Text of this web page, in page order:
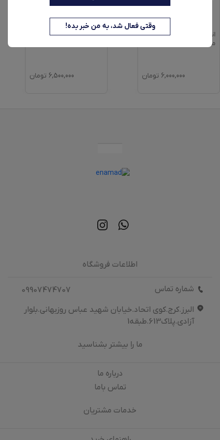
وقتی فعال شد، به من خبر بده!
اتو بخار 2100 وات مارشال
مدل M3400
6,000,000 تومان
اتو بخار 2100 وات مارشال
6,500,000 تومان
اطلاعات فروشگاه
شماره تماس
09907474707
البرز.کرج.کوی اتحاد.خیابان شهید عباس روزبهانی.بلوار
آزادی.پلاک613.طبقه1
ما را بیشتر بشناسید
درباره‌ ما
تماس باما
خدمات مشتریان